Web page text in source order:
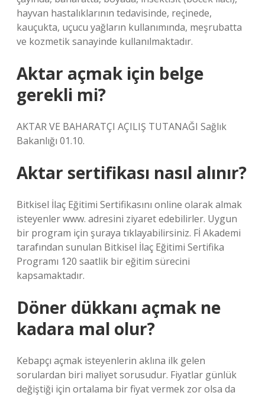
hayvan hastalıklarının tedavisinde, reçinede,
kauçukta, uçucu yağların kullanımında, meşrubatta
ve kozmetik sanayinde kullanılmaktadır.
Aktar açmak için belge
gerekli mi?
AKTAR VE BAHARATÇI AÇILIŞ TUTANAĞI Sağlık
Bakanlığı 01.10.
Aktar sertifikası nasıl alınır?
Bitkisel İlaç Eğitimi Sertifikasını online olarak almak
isteyenler www. adresini ziyaret edebilirler. Uygun
bir program için şuraya tıklayabilirsiniz. Fİ Akademi
tarafından sunulan Bitkisel İlaç Eğitimi Sertifika
Programı 120 saatlik bir eğitim sürecini
kapsamaktadır.
Döner dükkanı açmak ne
kadara mal olur?
Kebapçı açmak isteyenlerin aklına ilk gelen
sorulardan biri maliyet sorusudur. Fiyatlar günlük
değiştiği için ortalama bir fiyat vermek zor olsa da